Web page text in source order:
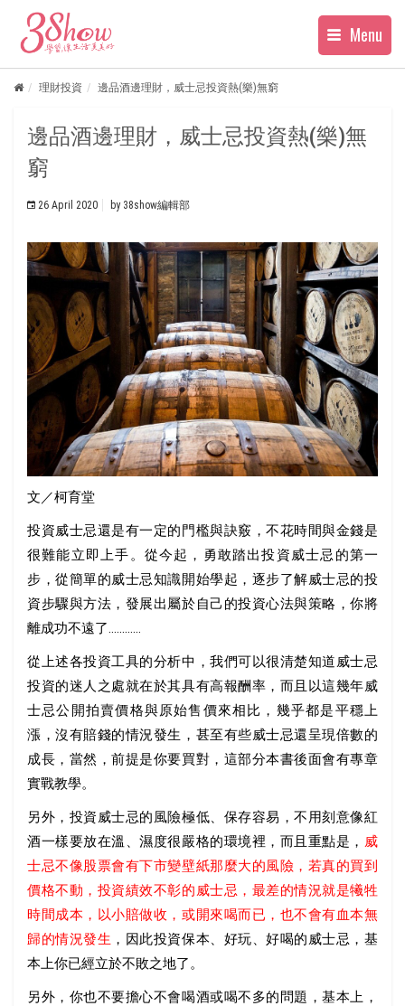
Menu
理財投資 邊品酒邊理財，威士忌投資熱(樂)無窮
邊品酒邊理財，威士忌投資熱(樂)無
窮
26 April 2020 by 38show編輯部
文／柯育堂
投資威士忌還是有一定的門檻與訣竅，不花時間與金錢是
很難能立即上手。從今起，勇敢踏出投資威士忌的第一
步，從簡單的威士忌知識開始學起，逐步了解威士忌的投
資步驟與方法，發展出屬於自己的投資心法與策略，你將
離成功不遠了............
從上述各投資工具的分析中，我們可以很清楚知道威士忌
投資的迷人之處就在於其具有高報酬率，而且以這幾年威
士忌公開拍賣價格與原始售價來相比，幾乎都是平穩上
漲，沒有賠錢的情況發生，甚至有些威士忌還呈現倍數的
成長，當然，前提是你要買對，這部分本書後面會有專章
實戰教學。
另外，投資威士忌的風險極低、保存容易，不用刻意像紅
酒一樣要放在溫、濕度很嚴格的環境裡，而且重點是， 威
士忌不像股票會有下市變壁紙那麼大的風險，若真的買到
價格不動，投資績效不彰的威士忌，最差的情況就是犧牲
時間成本，以小賠做收，或開來喝而已，也不會有血本無
歸的情況發生 ，因此投資保本、好玩、好喝的威士忌，基
本上你已經立於不敗之地了。
另外，你也不要擔心不會喝酒或喝不多的問題，基本上，